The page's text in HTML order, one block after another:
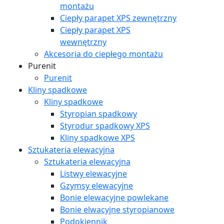
montażu
Ciepły parapet XPS zewnętrzny
Ciepły parapet XPS
wewnętrzny
Akcesoria do ciepłego montażu
Purenit
Purenit
Kliny spadkowe
Kliny spadkowe
Styropian spadkowy
Styrodur spadkowy XPS
Kliny spadkowe XPS
Sztukateria elewacyjna
Sztukateria elewacyjna
Listwy elewacyjne
Gzymsy elewacyjne
Bonie elewacyjne powlekane
Bonie elwacyjne styropianowe
Podokiennik